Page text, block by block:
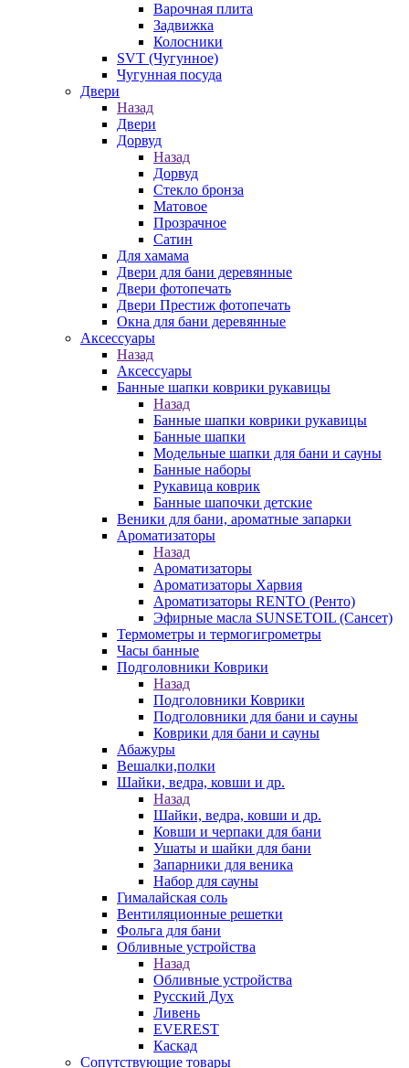
Варочная плита
Задвижка
Колосники
SVT (Чугунное)
Чугунная посуда
Двери
Назад
Двери
Дорвуд
Назад
Дорвуд
Стекло бронза
Матовое
Прозрачное
Сатин
Для хамама
Двери для бани деревянные
Двери фотопечать
Двери Престиж фотопечать
Окна для бани деревянные
Аксессуары
Назад
Аксессуары
Банные шапки коврики рукавицы
Назад
Банные шапки коврики рукавицы
Банные шапки
Модельные шапки для бани и сауны
Банные наборы
Рукавица коврик
Банные шапочки детские
Веники для бани, ароматные запарки
Ароматизаторы
Назад
Ароматизаторы
Ароматизаторы Харвия
Ароматизаторы RENTO (Ренто)
Эфирные масла SUNSETOIL (Сансет)
Термометры и термогигрометры
Часы банные
Подголовники Коврики
Назад
Подголовники Коврики
Подголовники для бани и сауны
Коврики для бани и сауны
Абажуры
Вешалки,полки
Шайки, ведра, ковши и др.
Назад
Шайки, ведра, ковши и др.
Ковши и черпаки для бани
Ушаты и шайки для бани
Запарники для веника
Набор для сауны
Гималайская соль
Вентиляционные решетки
Фольга для бани
Обливные устройства
Назад
Обливные устройства
Русский Дух
Ливень
EVEREST
Каскад
Сопутствующие товары